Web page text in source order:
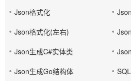
Json格式化
Json格式化(左右)
Json生成C#实体类
Json生成Go结构体